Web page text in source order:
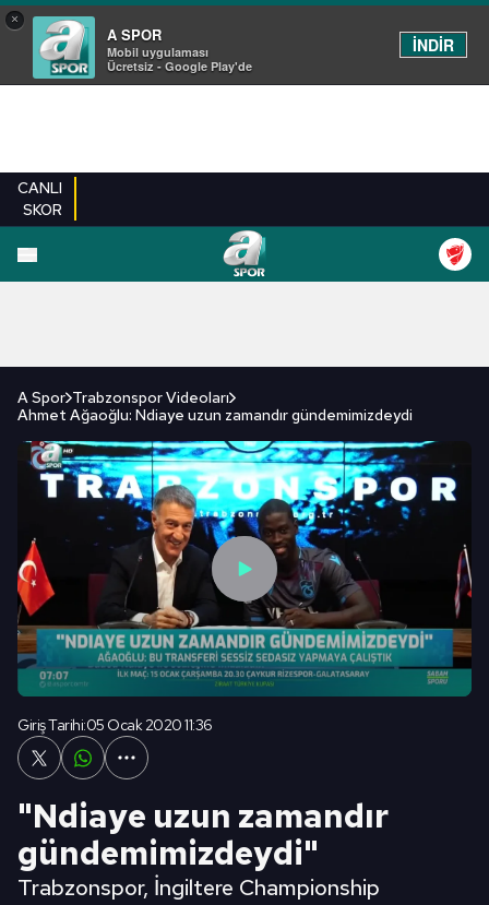
×
A SPOR
Mobil uygulaması
Ücretsiz - Google Play'de
İNDİR
CANLI
SKOR
FUTBOL
A Spor Trabzonspor Videoları
Ahmet Ağaoğlu: Ndiaye uzun zamandır gündemimizdeydi
Giriş Tarihi:05 Ocak 2020 11:36
"Ndiaye uzun zamandır
gündemimizdeydi"
Trabzonspor, İngiltere Championship